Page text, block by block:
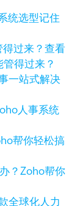
统选型记住
查看
得过来？
人事系统
？Zoho帮你